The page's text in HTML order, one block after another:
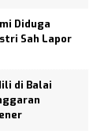
Diduga
Sah Lapor
di Balai